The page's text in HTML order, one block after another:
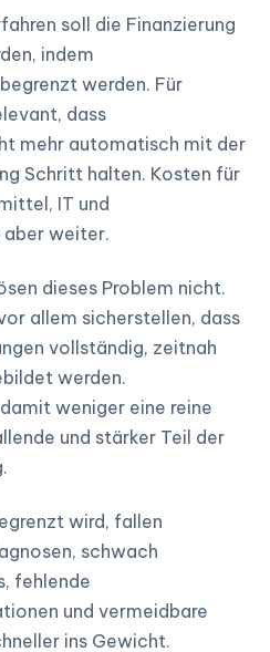
soll die Finanzierung
indem
werden. Für
dass
mehr automatisch mit der
Schritt halten. Kosten für
IT und
weiter.
dieses Problem nicht.
allem sicherstellen, dass
vollständig, zeitnah
werden.
weniger eine reine
und stärker Teil der
wird, fallen
schwach
fehlende
und vermeidbare
ins Gewicht.